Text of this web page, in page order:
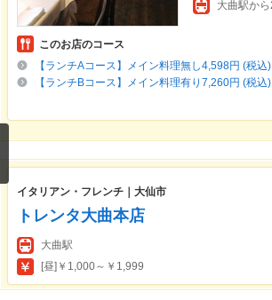
このお店のコース
【ランチAコース】メイン料理無し4,598円 (税込)
【ランチBコース】メイン料理有り7,260円 (税込)
イタリアン・フレンチ｜大仙市
トレンタ大曲本店
大曲駅
[昼]￥1,000～￥1,999